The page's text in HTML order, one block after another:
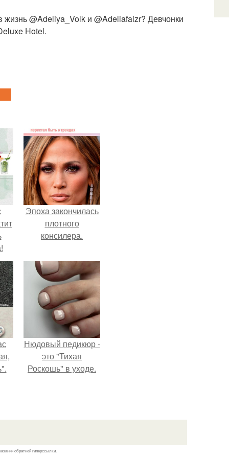
@Adeliya_Volk и @Adeliafaizr? Девчонки
Hotel.
Эпоха закончилась
плотного
консилера.
Нюдовый педикюр -
это "Тихая
Роскошь" в уходе.
обратной гиперссылки.